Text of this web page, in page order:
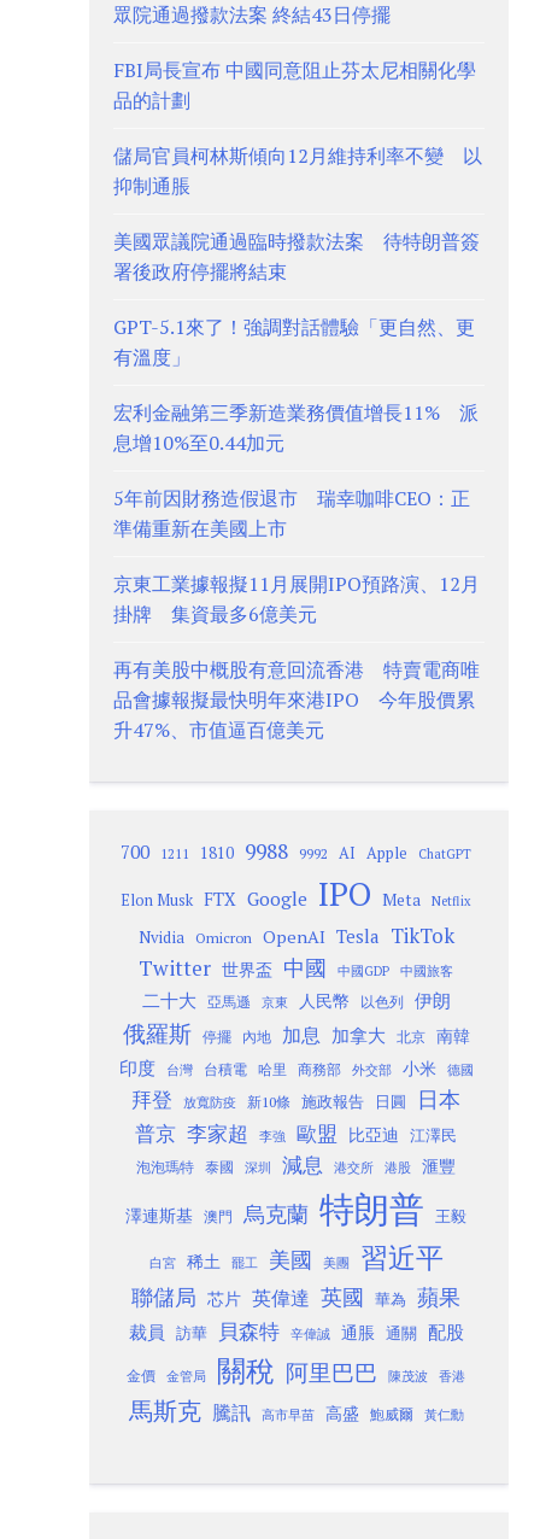
眾院通過撥款法案 終結43日停擺
FBI局長宣布 中國同意阻止芬太尼相關化學
品的計劃
儲局官員柯林斯傾向12月維持利率不變 以
抑制通脹
美國眾議院通過臨時撥款法案 待特朗普簽
署後政府停擺將結束
GPT-5.1來了！強調對話體驗「更自然、更
有溫度」
宏利金融第三季新造業務價值增長11% 派
息增10%至0.44加元
5年前因財務造假退市 瑞幸咖啡CEO：正
準備重新在美國上市
京東工業據報擬11月展開IPO預路演、12月
掛牌 集資最多6億美元
再有美股中概股有意回流香港 特賣電商唯
品會據報擬最快明年來港IPO 今年股價累
升47%、市值逼百億美元
700 1211 1810 9988 9992 AI Apple ChatGPT
Elon Musk FTX Google IPO Meta Netflix
Nvidia Omicron OpenAI Tesla TikTok
Twitter 世界盃 中國 中國GDP 中國旅客
二十大 亞馬遜 京東 人民幣 以色列 伊朗
俄羅斯 停擺 內地 加息 加拿大 北京
南韓
印度
台灣 台積電 哈里 商務部 外交部 小米 德國
拜登 放寬防疫 新10條 施政報告 日圓 日本
普京 李家超 李強 歐盟 比亞迪 江澤民
泡泡瑪特 泰國 深圳 減息 港交所 港股 滙豐
澤連斯基 澳門 烏克蘭 特朗普 王毅
白宮 稀土 罷工 美國 美團 習近平
聯儲局 芯片 英偉達 英國 華為 蘋果
裁員 訪華 貝森特 辛偉誠 通脹 通關 配股
金價 金管局 關稅 阿里巴巴 陳茂波 香港
馬斯克 騰訊 高市早苗 高盛 鮑威爾 黃仁勳